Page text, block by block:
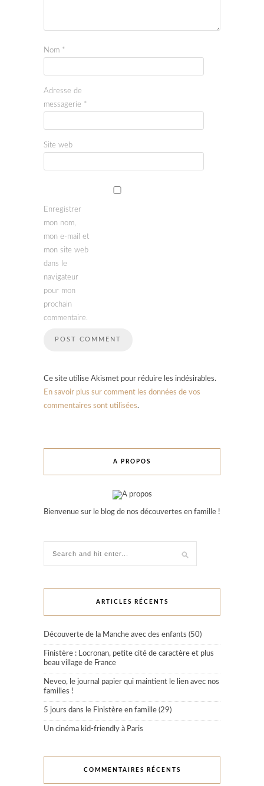
Nom *
Adresse de
messagerie *
Site web
Enregistrer
mon nom,
mon e-mail et
mon site web
dans le
navigateur
pour mon
prochain
commentaire.
Ce site utilise Akismet pour réduire les indésirables.
En savoir plus sur comment les données de vos
commentaires sont utilisées.
A PROPOS
Bienvenue sur le blog de nos découvertes en famille !
ARTICLES RÉCENTS
Découverte de la Manche avec des enfants (50)
Finistère : Locronan, petite cité de caractère et plus
beau village de France
Neveo, le journal papier qui maintient le lien avec nos
familles !
5 jours dans le Finistère en famille (29)
Un cinéma kid-friendly à Paris
COMMENTAIRES RÉCENTS